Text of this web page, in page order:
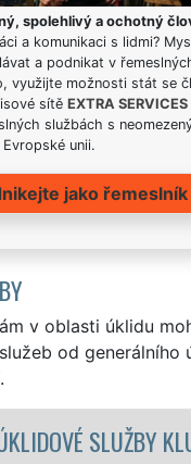
spolehlivý a ochotný
a komunikaci s lidmi?
a podnikat v
využijte možnosti stát se
sítě EXTRA SERVICES
službách s
unii.
jako řemeslník
v oblasti úklidu
od generálního
SLUŽBY KLUČOV